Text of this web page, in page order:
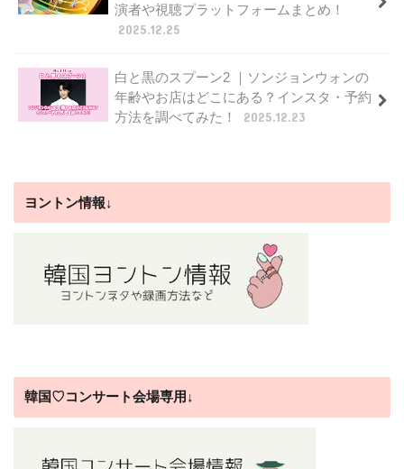
演者や視聴プラットフォームまとめ！
2025.12.25
白と黒のスプーン2 ｜ソンジョンウォンの
年齢やお店はどこにある？インスタ・予約
方法を調べてみた！
2025.12.23
ヨントン情報↓
韓国♡コンサート会場専用↓